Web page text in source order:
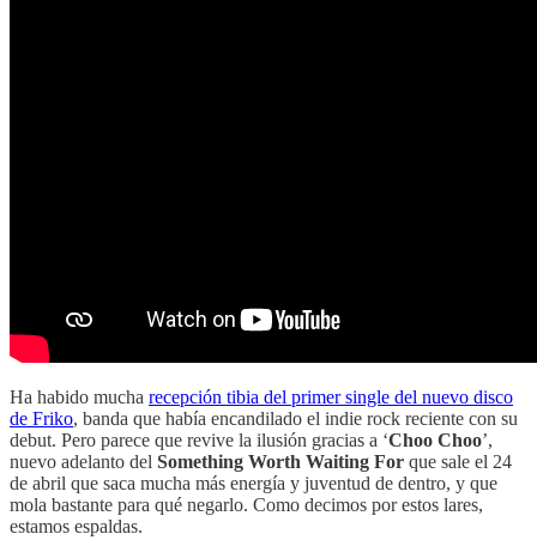
Ha habido mucha recepción tibia del primer single del nuevo disco
de Friko, banda que había encandilado el indie rock reciente con su
debut. Pero parece que revive la ilusión gracias a ‘Choo Choo’,
nuevo adelanto del Something Worth Waiting For que sale el 24
de abril que saca mucha más energía y juventud de dentro, y que
mola bastante para qué negarlo. Como decimos por estos lares,
estamos espaldas.